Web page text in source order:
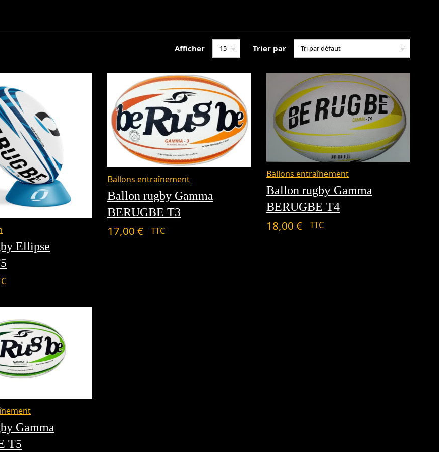
Afficher Trier par
Ellipse
Ballons entraînement
Ballon rugby Gamma
BERUGBE T3
17,00 € TTC
Ballons entraînement
Ballon rugby Gamma
BERUGBE T4
18,00 € TTC
Gamma
T5